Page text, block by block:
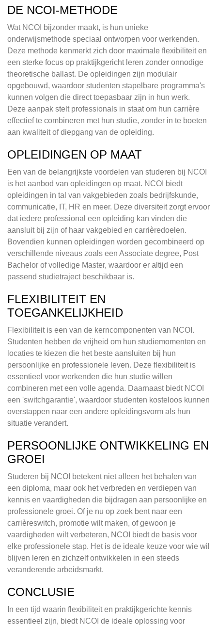
DE NCOI-METHODE
Wat NCOI bijzonder maakt, is hun unieke
onderwijsmethode speciaal ontworpen voor werkenden.
Deze methode kenmerkt zich door maximale flexibiliteit en
een sterke focus op praktijkgericht leren zonder onnodige
theoretische ballast. De opleidingen zijn modulair
opgebouwd, waardoor studenten stapelbare programma's
kunnen volgen die direct toepasbaar zijn in hun werk.
Deze aanpak stelt professionals in staat om hun carrière
effectief te combineren met hun studie, zonder in te boeten
aan kwaliteit of diepgang van de opleiding.
OPLEIDINGEN OP MAAT
Een van de belangrijkste voordelen van studeren bij NCOI
is het aanbod van opleidingen op maat. NCOI biedt
opleidingen in tal van vakgebieden zoals bedrijfskunde,
communicatie, IT, HR en meer. Deze diversiteit zorgt ervoor
dat iedere professional een opleiding kan vinden die
aansluit bij zijn of haar vakgebied en carrièredoelen.
Bovendien kunnen opleidingen worden gecombineerd op
verschillende niveaus zoals een Associate degree, Post
Bachelor of volledige Master, waardoor er altijd een
passend studietraject beschikbaar is.
FLEXIBILITEIT EN
TOEGANKELIJKHEID
Flexibiliteit is een van de kerncomponenten van NCOI.
Studenten hebben de vrijheid om hun studiemomenten en
locaties te kiezen die het beste aansluiten bij hun
persoonlijke en professionele leven. Deze flexibiliteit is
essentieel voor werkenden die hun studie willen
combineren met een volle agenda. Daarnaast biedt NCOI
een 'switchgarantie', waardoor studenten kosteloos kunnen
overstappen naar een andere opleidingsvorm als hun
situatie verandert.
PERSOONLIJKE ONTWIKKELING EN
GROEI
Studeren bij NCOI betekent niet alleen het behalen van
een diploma, maar ook het verbreden en verdiepen van
kennis en vaardigheden die bijdragen aan persoonlijke en
professionele groei. Of je nu op zoek bent naar een
carrièreswitch, promotie wilt maken, of gewoon je
vaardigheden wilt verbeteren, NCOI biedt de basis voor
elke professionele stap. Het is de ideale keuze voor wie wil
blijven leren en zichzelf ontwikkelen in een steeds
veranderende arbeidsmarkt.
CONCLUSIE
In een tijd waarin flexibiliteit en praktijkgerichte kennis
essentieel zijn, biedt NCOI de ideale oplossing voor